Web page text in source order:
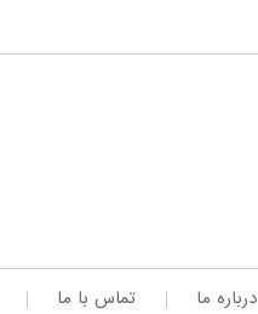
درباره ما تماس با ما